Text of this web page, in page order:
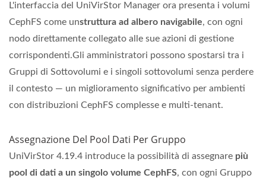
L'interfaccia del UniVirStor Manager ora presenta i volumi
CephFS come unstruttura ad albero navigabile, con ogni
nodo direttamente collegato alle sue azioni di gestione
corrispondenti.Gli amministratori possono spostarsi tra i
Gruppi di Sottovolumi e i singoli sottovolumi senza perdere
il contesto — un miglioramento significativo per ambienti
con distribuzioni CephFS complesse e multi-tenant.
Assegnazione Del Pool Dati Per Gruppo
UniVirStor 4.19.4 introduce la possibilità di assegnare più
pool di dati a un singolo volume CephFS, con ogni Gruppo